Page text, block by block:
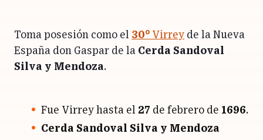
Toma posesión como el 30° Virrey de la Nueva
España don Gaspar de la Cerda Sandoval
Silva y Mendoza.
Fue Virrey hasta el 27 de febrero de 1696.
Cerda Sandoval Silva y Mendoza